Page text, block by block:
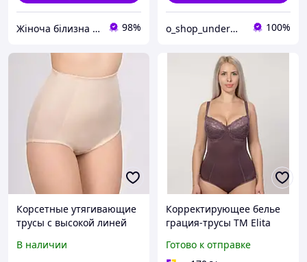
Жіноча білизна "Lingerie-opt" 98% о_shop_underwear 100%
Корсетные утягивающие
трусы с высокой линей
В наличии
Корректирующее белье
грация-трусы ТМ Elita
Готово к отправке